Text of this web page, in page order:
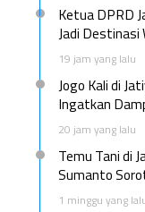
Ketua DPRD
Jadi
19 jam yang lalu
Jogo Kali di
Ingatkan
20 jam yang lalu
Temu Tani di
Sumanto
1 minggu yang